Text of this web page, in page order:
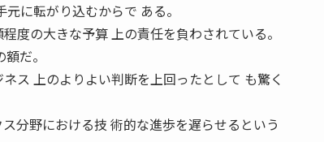
に転がり込むからで ある。
度の大きな予算 上の責任を負わされている。
だ。
ス 上のよりよい判断を上回ったとして も驚く
分野における技 術的な進歩を遅らせるという